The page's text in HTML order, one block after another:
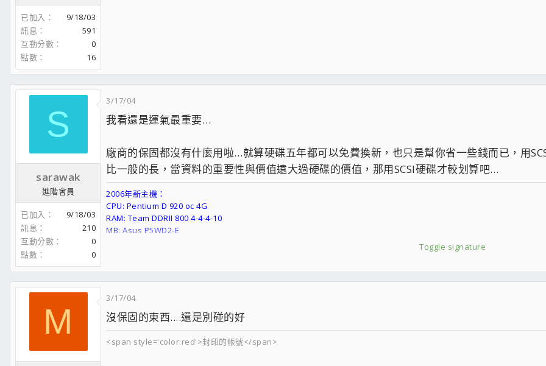
已加入
9/18/03
訊息
591
互動分數
0
點數
16
S
sarawak
進階會員
已加入
9/18/03
訊息
210
互動分數
0
點數
0
3/17/04
我看還是運氣最重要…
廠商的保固都沒有什麼用啦…就算硬碟五年都可以免費換新，也只是幫你省一些錢而已，用
比一般的長，當資料的重要性與價值遠大過硬碟的價值，那用SCSI硬碟才較划算吧…
Toggle signature
2006年新主機：
CPU: Pentium D 920 oc 4G
RAM: Team DDRII 800 4-4-4-10
MB: Asus P5WD2-E
M
3/17/04
沒保固的東西....還是別碰的好
<span style='color:red'>封印的帳號</span>